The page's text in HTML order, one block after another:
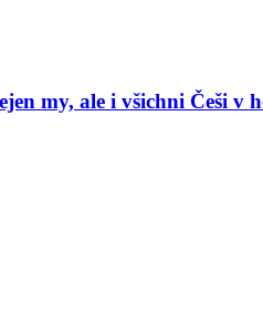
my, ale i všichni Češi v